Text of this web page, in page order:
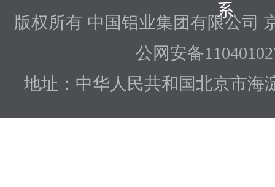
系
版权所有 中国铝业集团有限公司
公网安备
地址：中华人民共和国北京市海